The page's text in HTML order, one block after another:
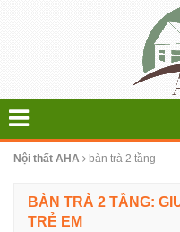
Nội thất AHA bàn trà 2 tầng
BÀN TRÀ 2 TẦNG:
TRẺ EM